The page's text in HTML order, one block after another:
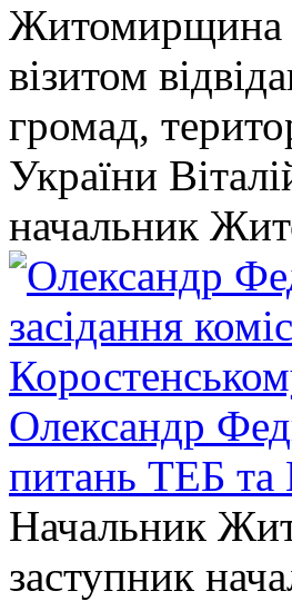
Житомирщина
візитом
громад,
України
начальник
Олександр
питань ТЕБ та
Начальник
заступник